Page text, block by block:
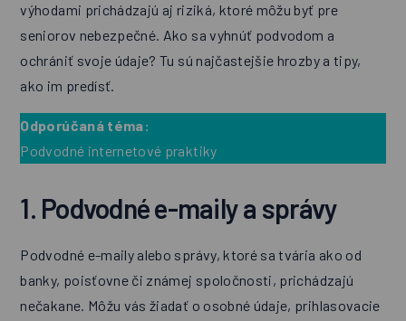
výhodami prichádzajú aj riziká, ktoré môžu byť pre
seniorov nebezpečné. Ako sa vyhnúť podvodom a
ochrániť svoje údaje? Tu sú najčastejšie hrozby a tipy,
ako im predísť.
Odporúčaná téma:
Podvodné internetové praktiky
1. Podvodné e-maily a správy
Podvodné e-maily alebo správy, ktoré sa tvária ako od
banky, poisťovne či známej spoločnosti, prichádzajú
nečakane. Môžu vás žiadať o osobné údaje, prihlasovacie